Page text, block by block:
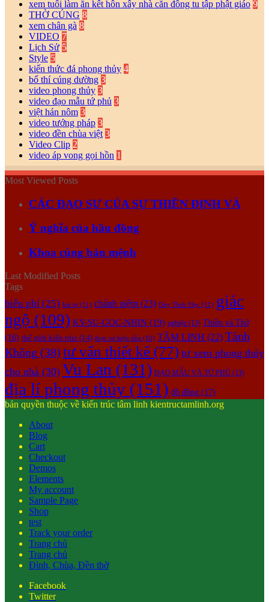
xem tuổi làm ăn kết hôn xây nhà căn đồng tu tập phật giáo 9
THỜ CÚNG 8
xem chân gà 8
VIDEO 7
Lịch Sử 5
Style 5
kiến thức đá phong thủy 4
bố thí cúng dường 3
video phong thủy 3
video đạo mẫu tứ phủ 3
việt hán nôm 3
video tướng pháp 3
video đền chùa việt 3
Video Clip 2
video áp vong gọi hồn 1
Most Viewed Posts
CÁC ĐẠO SƯ CỦA SỰ THIỀN ĐỊNH VÀ
Ý nghĩa của hầu đồng
Khoa cúng bản mệnh
Last Modified Posts
Tags
biểu phí (25) bát tự(11) chánh niệm (23) Duy Thức Học (11) giác
ngộ (109) KY-SU-GOC-NHIN (19) nghiệp (13) Thiền và Thở
(16) thế giới kiến trúc (14) thực tại hiện tiền (10) TÂM LINH (22) Tánh
Không (38) tư vấn thiết kế(77) tự xem phong thủy
cho nhà (30) Vu Lan (131) ĐẠO MẪU VÀ TỨ PHỦ (13)
địa lí phong thủy (151) đồ đồng (17)
bản quyền thuộc về kiến trúc tâm linh kientructamlinh.org
About
Blog
Cart
Checkout
Demos
Elements
My account
Sample Page
Shop
test
Track your order
Trang chủ
Trang chủ
Đình, Chùa, Đền thờ
Facebook
Twitter